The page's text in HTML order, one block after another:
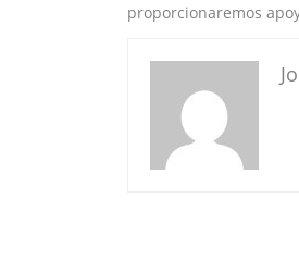
proporcionaremos